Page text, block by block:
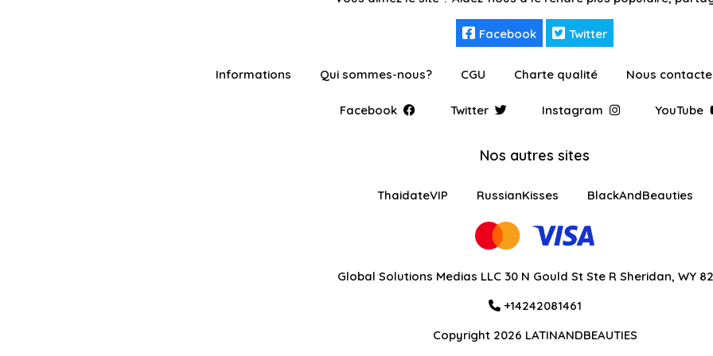
Facebook Twitter
Informations Qui sommes-nous? CGU Charte qualité Nous
Facebook Twitter Instagram YouTube
Nos autres sites
ThaidateVIP RussianKisses BlackAndBeauties
Global Solutions Medias LLC 30 N Gould St Ste R Sheridan, WY
+14242081461
Copyright 2026 LATINANDBEAUTIES